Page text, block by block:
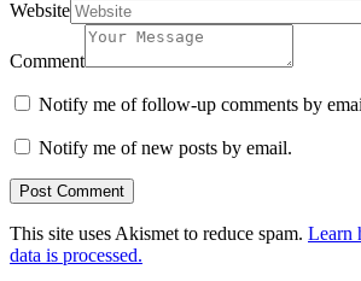
Website
Comment
Notify me of follow-up comments by
Notify me of new posts by email.
This site uses Akismet to reduce spam. Learn
data is processed.